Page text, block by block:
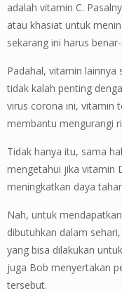
adalah vitamin C.
atau khasiat untuk
sekarang ini harus
Padahal, vitamin
tidak kalah penting
virus corona ini, vitamin
membantu mengurangi
Tidak hanya itu, sama
mengetahui jika vitamin
meningkatkan daya
Nah, untuk
dibutuhkan dalam
yang bisa dilakukan
juga Bob menyertakan
tersebut.